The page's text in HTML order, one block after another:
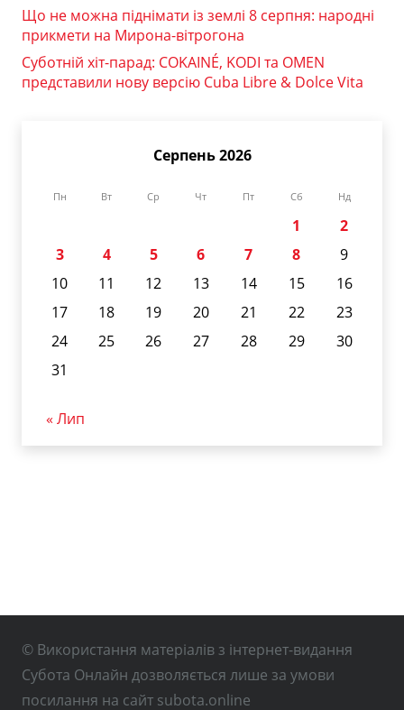
Що не можна піднімати із землі 8 серпня: народні
прикмети на Мирона-вітрогона
Суботній хіт-парад: COKAINÉ, KODI та OMEN
представили нову версію Cuba Libre & Dolce Vita
Серпень 2026
Пн Вт Ср Чт Пт Сб Нд
1
2
3
4 5 6 7 8
9
10
11 12 13 14 15
16
17
18 19 20 21 22
23
24
25 26 27 28 29
30
31
« Лип
© Використання матеріалів з інтернет-видання
Субота Онлайн дозволяється лише за умови
посилання на сайт subota.online